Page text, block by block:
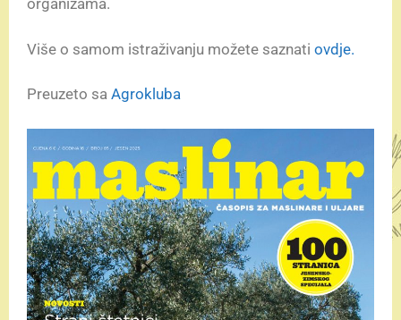
organizama.
Više o samom istraživanju možete saznati ovdje.
Preuzeto sa Agrokluba